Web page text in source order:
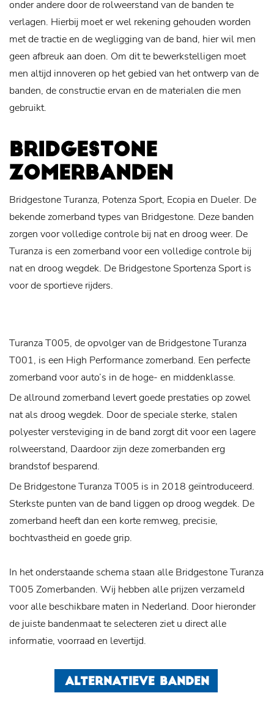
onder andere door de rolweerstand van de banden te
verlagen. Hierbij moet er wel rekening gehouden worden
met de tractie en de wegligging van de band, hier wil men
geen afbreuk aan doen. Om dit te bewerkstelligen moet
men altijd innoveren op het gebied van het ontwerp van de
banden, de constructie ervan en de materialen die men
gebruikt.
BRIDGESTONE
ZOMERBANDEN
Bridgestone Turanza, Potenza Sport, Ecopia en Dueler. De
bekende zomerband types van Bridgestone. Deze banden
zorgen voor volledige controle bij nat en droog weer. De
Turanza is een zomerband voor een volledige controle bij
nat en droog wegdek. De Bridgestone Sportenza Sport is
voor de sportieve rijders.
Turanza T005, de opvolger van de Bridgestone Turanza
T001, is een High Performance zomerband. Een perfecte
zomerband voor auto’s in de hoge- en middenklasse.
De allround zomerband levert goede prestaties op zowel
nat als droog wegdek. Door de speciale sterke, stalen
polyester versteviging in de band zorgt dit voor een lagere
rolweerstand, Daardoor zijn deze zomerbanden erg
brandstof besparend.
De Bridgestone Turanza T005 is in 2018 geïntroduceerd.
Sterkste punten van de band liggen op droog wegdek. De
zomerband heeft dan een korte remweg, precisie,
bochtvastheid en goede grip.
In het onderstaande schema staan alle Bridgestone Turanza
T005 Zomerbanden. Wij hebben alle prijzen verzameld
voor alle beschikbare maten in Nederland. Door hieronder
de juiste bandenmaat te selecteren ziet u direct alle
informatie, voorraad en levertijd.
ALTERNATIEVE BANDEN